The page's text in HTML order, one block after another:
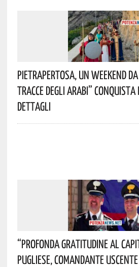
Pietrapertosa, Un Weekend
Tracce Degli Arabi”
Dettagli
“Profonda Gratitudine Al
Pugliese, Comandante